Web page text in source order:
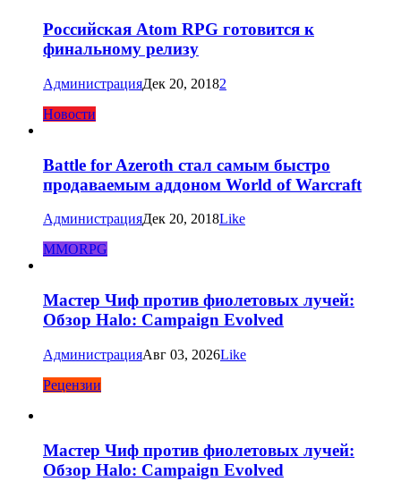
Российская Atom RPG готовится к
финальному релизу
АдминистрацияДек 20, 20182
Новости
Battle for Azeroth стал самым быстро
продаваемым аддоном World of Warcraft
АдминистрацияДек 20, 2018Like
MMORPG
Мастер Чиф против фиолетовых лучей:
Обзор Halo: Campaign Evolved
АдминистрацияАвг 03, 2026Like
Рецензии
Мастер Чиф против фиолетовых лучей:
Обзор Halo: Campaign Evolved